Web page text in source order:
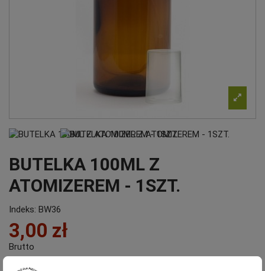
BUTELKA 100ML Z
ATOMIZEREM - 1SZT.
Indeks: BW36
3,00 zł
Brutto